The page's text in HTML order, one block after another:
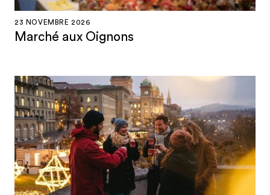
23 NOVEMBRE 2026
Marché aux Oignons